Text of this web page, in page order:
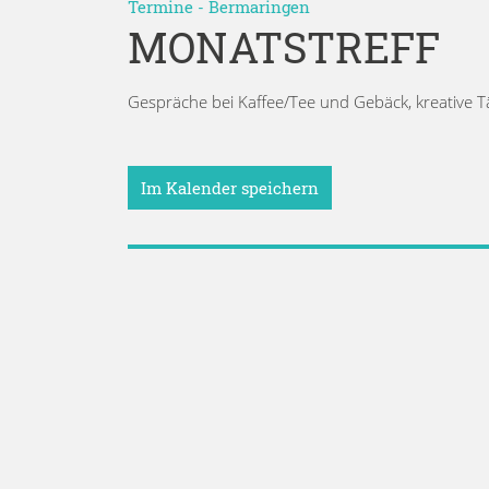
Termine - Bermaringen
MONATSTREFF
Gespräche bei Kaffee/Tee und Gebäck, kreative
Im Kalender speichern